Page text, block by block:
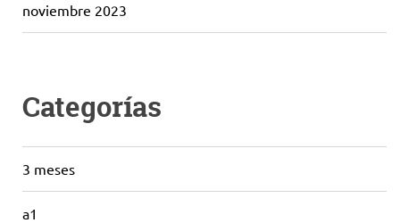
noviembre 2023
Categorías
3 meses
a1